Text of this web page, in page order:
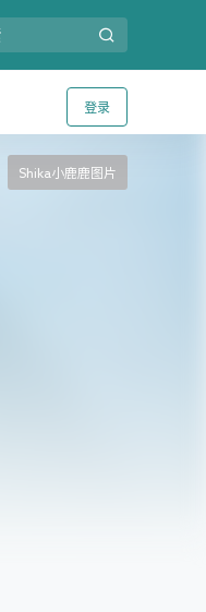
登录
Shika小鹿鹿图片